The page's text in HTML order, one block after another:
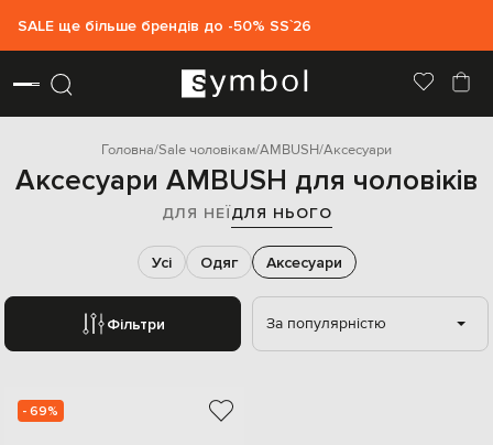
SALE ще більше брендів до -50% SS`26
Головна Sale чоловікам AMBUSH Аксесуари
Аксесуари AMBUSH для чоловіків
ДЛЯ НЕЇДЛЯ НЬОГО
Фільтри
Усі Одяг Аксесуари
За популярністю
- 69%